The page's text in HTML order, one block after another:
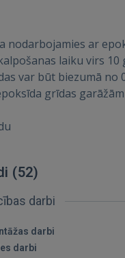
nodarbojamies ar
laiku virs 10
var būt biezumā
grīdas
(52)
darbi
darbi
darbi